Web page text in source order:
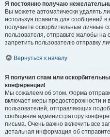
Я постоянно получаю
Вы можете автоматически удалять
используя правила для сообщений
получаете оскорбительные личные
пользователя, отправьте жалобы
запретить пользователю отправку
Вернуться к началу
Я получил спам или
конференции!
Мы сожалеем об этом. Форма
включает меры предосторожности и
пользователей, отправляющих
сообщение администратору
письма. Очень важно включить все
детальная информация об